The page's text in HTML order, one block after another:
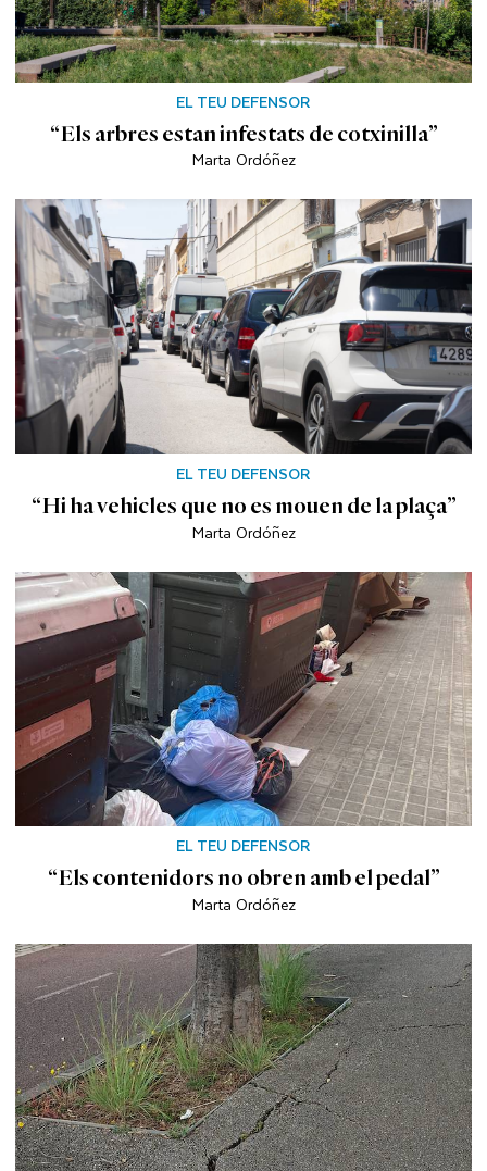
EL TEU DEFENSOR
“Els arbres estan infestats de cotxinilla”
Marta Ordóñez
EL TEU DEFENSOR
“Hi ha vehicles que no es mouen de la plaça”
Marta Ordóñez
EL TEU DEFENSOR
“Els contenidors no obren amb el pedal”
Marta Ordóñez